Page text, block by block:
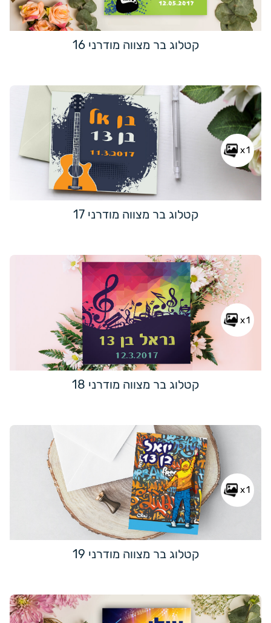
קטלוג בר מצווה מודרני 16
x1
קטלוג בר מצווה מודרני 17
x1
קטלוג בר מצווה מודרני 18
x1
קטלוג בר מצווה מודרני 19